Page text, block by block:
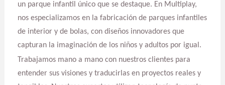
un parque infantil único que se destaque. En Multiplay,
nos especializamos en la fabricación de parques infantiles
de interior y de bolas, con diseños innovadores que
capturan la imaginación de los niños y adultos por igual.
Trabajamos mano a mano con nuestros clientes para
entender sus visiones y traducirlas en proyectos reales y